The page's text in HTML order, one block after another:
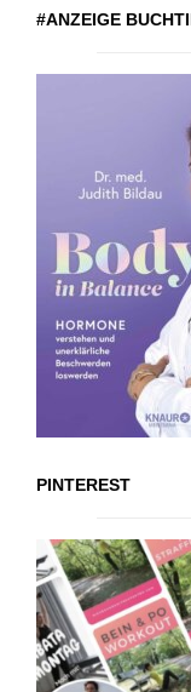
#ANZEIGE
PINTEREST